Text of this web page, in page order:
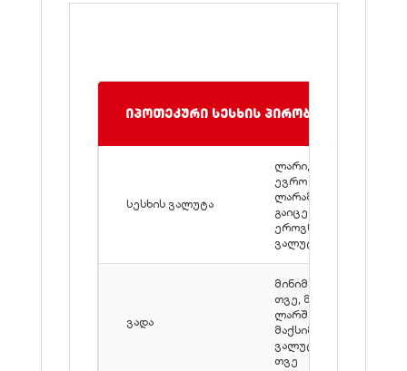
იპოთეკური სესხის პირობები
სესხის ვალუტა
ლარი, დოლარი,
ევრო (1,000,000
ლარამდე სესხები
გაიცემა მხოლოდ
ეროვნულ
ვალუტაში)
ვადა
მინიმალური - 6
თვე, მაქსიმალური
ლარში - 240 თვე,
მაქსიმალური
ვალუტაში - 120
თვე